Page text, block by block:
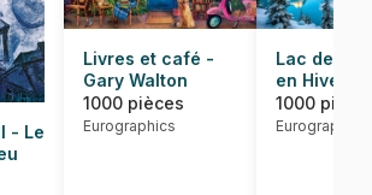
- Le
Livres et café -
Gary Walton
1000 pièces
Eurographics
Lac de
en Hiver
1000
Eurographics